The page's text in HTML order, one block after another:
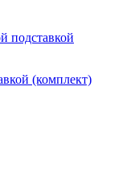
(комплект)